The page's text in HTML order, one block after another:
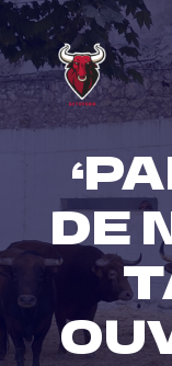
Skip
to
content
DE